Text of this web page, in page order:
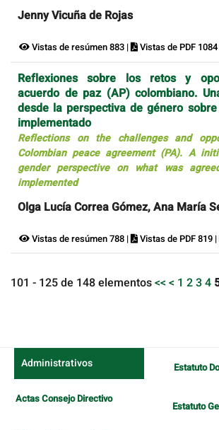
Jenny Vicuña de Rojas
Vistas de resúmen 883 | Vistas de PDF
Reflexiones sobre los retos y
acuerdo de paz (AP) colombiano.
desde la perspectiva de género
implementado
Reflections on the challenges and
Colombian peace agreement (PA). A
gender perspective on what was
implemented
Olga Lucía Correa Gómez, Ana María
Vistas de resúmen 788 | Vistas de PDF 819 |
101 - 125 de 148 elementos<< < 1 234
Administrativos
Actas Consejo Directivo
Estatuto
Estatuto